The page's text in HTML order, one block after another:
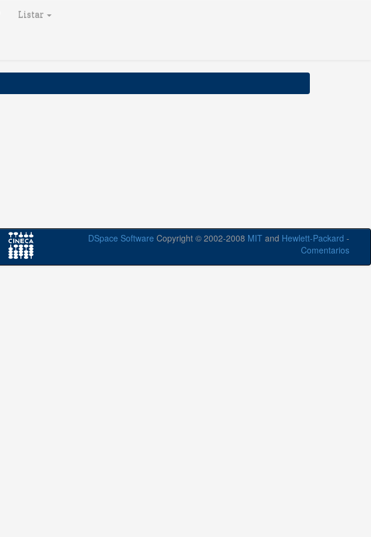
Listar
DSpace Software Copyright © 2002-2008 MIT and Hewlett-Packard -
Comentarios